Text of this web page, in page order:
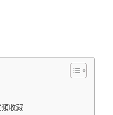
收藏